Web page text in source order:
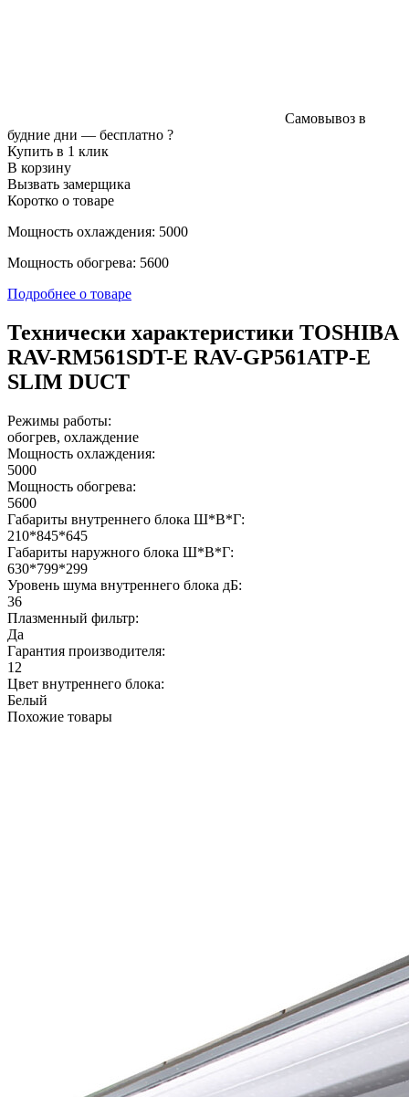
Самовывоз в
будние дни — бесплатно ?
Купить в 1 клик
В корзину
Вызвать замерщика
Коротко о товаре
Мощность охлаждения: 5000
Мощность обогрева: 5600
Подробнее о товаре
Технически характеристики TOSHIBA
RAV-RM561SDT-E RAV-GP561ATP-E
SLIM DUCT
Режимы работы:
обогрев, охлаждение
Мощность охлаждения:
5000
Мощность обогрева:
5600
Габариты внутреннего блока Ш*В*Г:
210*845*645
Габариты наружного блока Ш*В*Г:
630*799*299
Уровень шума внутреннего блока дБ:
36
Плазменный фильтр:
Да
Гарантия производителя:
12
Цвет внутреннего блока:
Белый
Похожие товары